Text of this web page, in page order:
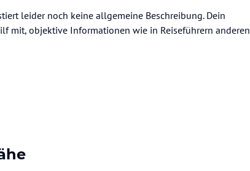
leider noch keine allgemeine Beschreibung. Dein
mit, objektive Informationen wie in Reiseführern anderen